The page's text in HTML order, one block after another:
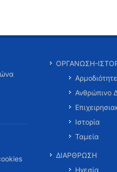
ΟΡΓΑΝΩΣΗ-
Ανθρώπινο
Ιστορία
Ταμεία
ΔΙΑΡΘΡΩΣΗ
Ηγεσία